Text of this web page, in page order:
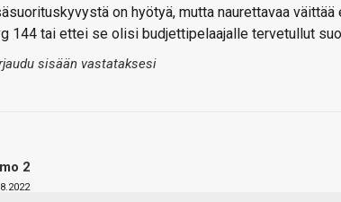
on hyötyä, mutta naurettavaa
144 tai ettei se olisi budjettipelaajalle tervetullut
sisään vastataksesi
2